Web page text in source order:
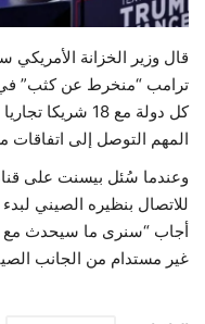
قال وزير الخزانة الأمريكي
ترامب “منخرط عن كثب”
كل دولة مع 18
المهم التوصل إلى اتفاقات
وعندما سُئل بيسنت على
للاتصال بنظيره الصيني
أجاب “سنرى ما سيحدث مع
غير مستدام من الجانب